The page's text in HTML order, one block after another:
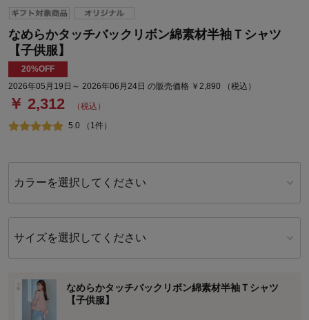
なめらかタッチバックリボン綿素材半袖Ｔシャツ
【子供服】
20%OFF
2026年05月19日～ 2026年06月24日 の販売価格 ￥2,890 （税込）
￥ 2,312 （税込）
5.0 （1件）
カラーを選択してください
サイズを選択してください
なめらかタッチバックリボン綿素材半袖Ｔシャツ
【子供服】